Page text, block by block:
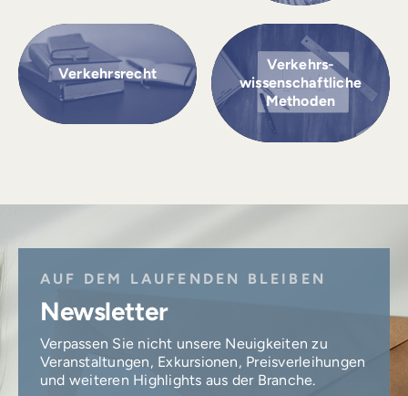
Verkehrsrecht
Verkehrs­
wissenschaftliche
Methoden
AUF DEM LAUFENDEN BLEIBEN
Newsletter
Verpassen Sie nicht unsere Neuigkeiten zu
Veranstaltungen, Exkursionen, Preisverleihungen
und weiteren Highlights aus der Branche.